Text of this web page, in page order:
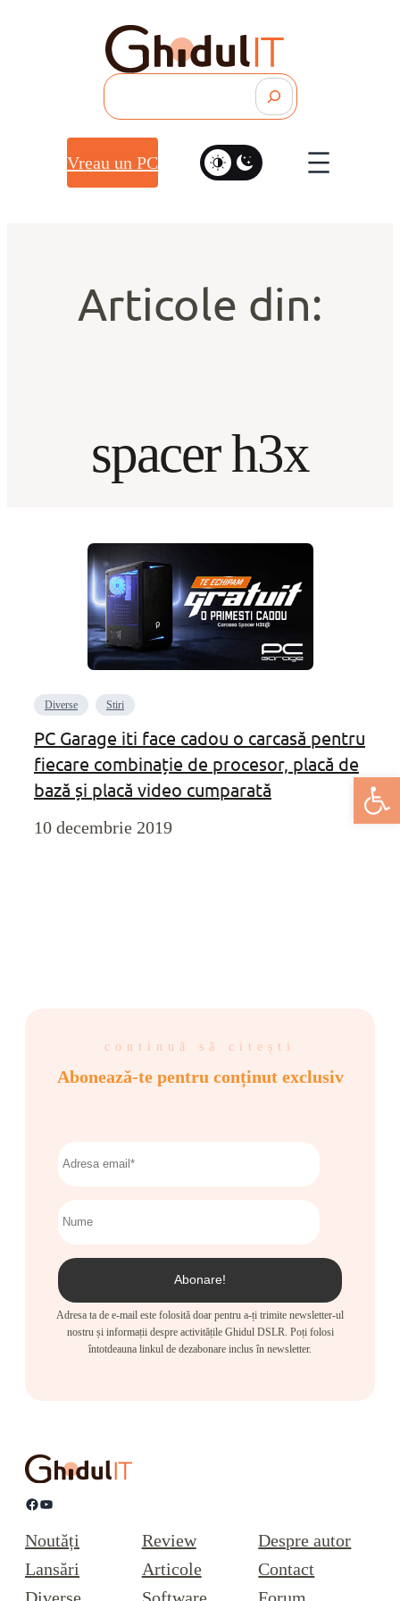
Deschide
Vreau un PC
Articole din:
spacer h3x
Diverse Stiri
PC Garage iti face cadou o carcasă pentru
fiecare combinație de procesor, placă de
bază și placă video cumparată
10 decembrie 2019
continuă să citești
Abonează-te pentru conținut exclusiv
Adresa ta de e-mail este folosită doar pentru a-ți trimite newsletter-ul
nostru și informații despre activitățile Ghidul DSLR. Poți folosi
întotdeauna linkul de dezabonare inclus în newsletter.
Facebook YouTube
Noutăți
Lansări
Review
Articole
Despre autor
Contact